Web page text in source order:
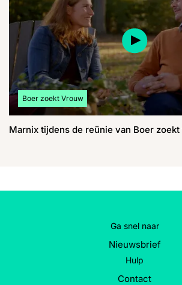
Bekijk meer artikelen over:
Boer zoekt Vrouw
Marnix tijdens de reünie van Boer
Ga snel naar
Nieuwsbrief
Hulp
Contact